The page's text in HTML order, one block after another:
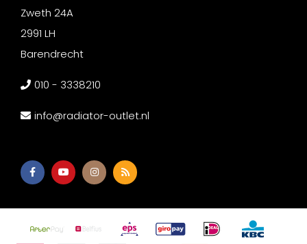
Zweth 24A
2991 LH
Barendrecht
010 - 3338210
info@radiator-outlet.nl